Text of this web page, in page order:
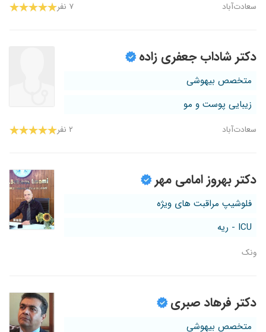
سعادت‌آباد ۷ نفر
دکتر شاداب جعفری زاده
متخصص بیهوشی
زیبایی پوست و مو
سعادت‌آباد ۲ نفر
دکتر بهروز امامی مهر
فلوشیپ مراقبت های ویژه
ICU - ریه
ونک
دکتر فرهاد صبری
متخصص بیهوشی